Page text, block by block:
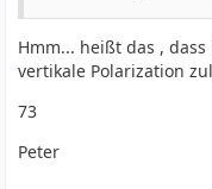
Hmm... heißt das ,
vertikale Polarization
73
Peter